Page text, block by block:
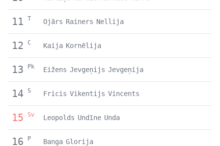
11 T Ojārs Rainers Nellija
12 C Kaija Kornēlija
13 Pk Eižens Jevgeņijs Jevgeņija
14 S Fricis Vikentijs Vincents
15 Sv Leopolds Undīne Unda
16 P Banga Glorija